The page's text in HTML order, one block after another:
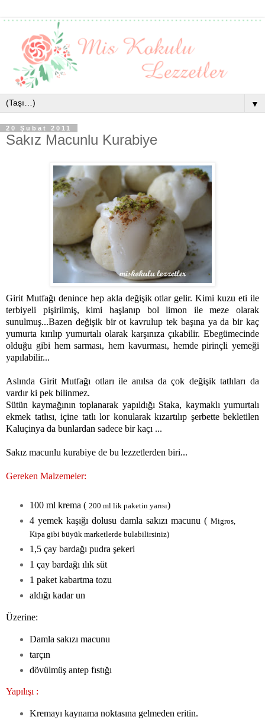
▼
20 Şubat 2011
Sakız Macunlu Kurabiye
Girit Mutfağı denince hep akla değişik otlar gelir. Kimi kuzu eti ile
terbiyeli pişirilmiş, kimi haşlanıp bol limon ile meze olarak
sunulmuş...Bazen değişik bir ot kavrulup tek başına ya da bir kaç
yumurta kırılıp yumurtalı olarak karşınıza çıkabilir. Ebegümecinde
olduğu gibi hem sarması, hem kavurması, hemde pirinçli yemeği
yapılabilir...
Aslında Girit Mutfağı otları ile anılsa da çok değişik tatlıları da
vardır ki pek bilinmez.
Sütün kaymağının toplanarak yapıldığı Staka, kaymaklı yumurtalı
ekmek tatlısı, içine tatlı lor konularak kızartılıp şerbette bekletilen
Kaluçinya da bunlardan sadece bir kaçı ...
Sakız macunlu kurabiye de bu lezzetlerden biri...
Gereken Malzemeler:
100 ml krema ( 200 ml lik paketin yarısı)
4 yemek kaşığı dolusu damla sakızı macunu (Migros,
Kipa gibi büyük marketlerde bulabilirsiniz)
1,5 çay bardağı pudra şekeri
1 çay bardağı ılık süt
1 paket kabartma tozu
aldığı kadar un
Üzerine:
Damla sakızı macunu
tarçın
dövülmüş antep fıstığı
Yapılışı :
Kremayı kaynama noktasına gelmeden eritin.